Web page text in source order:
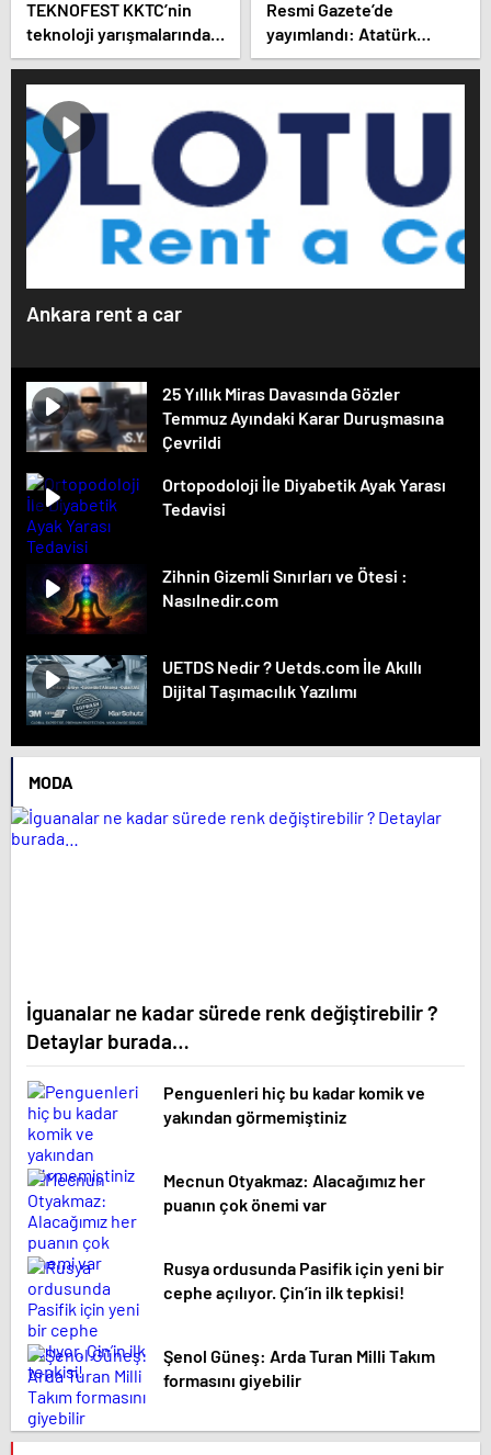
TEKNOFEST KKTC’nin
teknoloji yarışmalarında 4
ana kategoride birinciler
belli oldu
Resmi Gazete’de
yayımlandı: Atatürk
Havalimanı terminal
binaları teknopark ilan
Ankara rent a car
25 Yıllık Miras Davasında Gözler
Temmuz Ayındaki Karar Duruşmasına
Çevrildi
Ortopodoloji İle Diyabetik Ayak Yarası
Tedavisi
Zihnin Gizemli Sınırları ve Ötesi :
Nasılnedir.com
UETDS Nedir ? Uetds.com İle Akıllı
Dijital Taşımacılık Yazılımı
MODA
İguanalar ne kadar sürede renk değiştirebilir ?
Detaylar burada…
Penguenleri hiç bu kadar komik ve
yakından görmemiştiniz
Mecnun Otyakmaz: Alacağımız her
puanın çok önemi var
Rusya ordusunda Pasifik için yeni bir
cephe açılıyor. Çin’in ilk tepkisi!
Şenol Güneş: Arda Turan Milli Takım
formasını giyebilir